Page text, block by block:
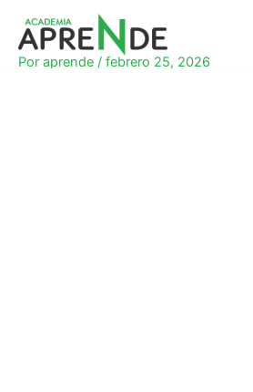
contenido
Por aprende / febrero 25, 2026